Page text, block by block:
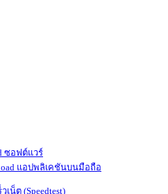
ซอฟต์แวร์
แอปพลิเคชันบนมือถือ
เน็ต (Speedtest)